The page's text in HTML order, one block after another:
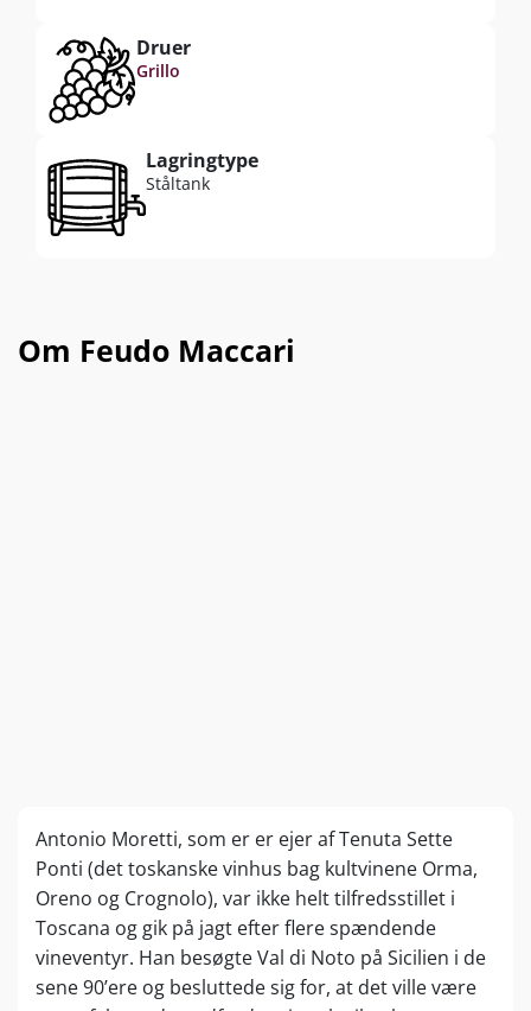
Druer
Grillo
Lagringtype
Ståltank
Om Feudo Maccari
Antonio Moretti, som er er ejer af Tenuta Sette
Ponti (det toskanske vinhus bag kultvinene Orma,
Oreno og Crognolo), var ikke helt tilfredsstillet i
Toscana og gik på jagt efter flere spændende
vineventyr. Han besøgte Val di Noto på Sicilien i de
sene 90’ere og besluttede sig for, at det ville være